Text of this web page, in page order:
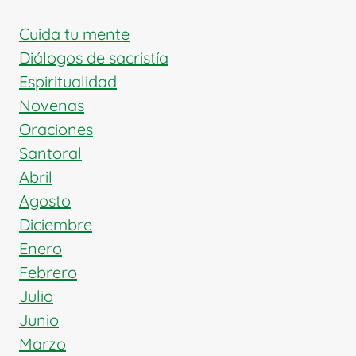
Cuida tu mente
Diálogos de sacristía
Espiritualidad
Novenas
Oraciones
Santoral
Abril
Agosto
Diciembre
Enero
Febrero
Julio
Junio
Marzo